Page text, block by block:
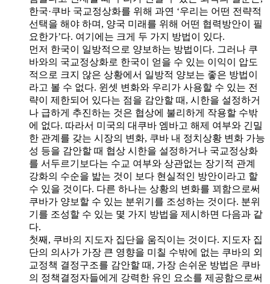
한국·쿠바 국교정상화를 위해 과연 ‘우리는 어떤 전략적
선택을 해야 하며, 양국 미래를 위해 어떤 협력방안이 필
요한가’다. 여기에는 크게 두 가지 방법이 있다.
먼저 한국이 일방적으로 양보하는 방법이다. 그러나 쿠
바와의 국교정상화로 한국이 얻을 수 있는 이익이 압도
적으로 크지 않은 상황에서 일방적 양보는 좋은 방법이
라고 볼 수 없다. 윈셋 변화와 우리가 사용할 수 있는 전
략이 제한되어 있다는 점을 감안할 때, 시한을 설정하거
나 급하게 추진하는 것은 협상에 불리하게 작용할 수밖
에 없다. 따라서 미국의 대쿠바 엠바고 해제 여부와 긴밀
한 관계를 갖는 시장의 변화, 쿠바 내 정치상황 변화 가능
성 등을 감안할 때 협상 시한을 설정하거나 국교정상화
를 서두르기보다는 수교 여부와 상관없는 장기적 관계
강화의 수순을 밟는 것이 보다 현실적인 방안이라고 할
수 있을 것이다. 다른 하나는 상황의 변화를 꾀함으로써
쿠바가 양보할 수 있는 분위기를 조성하는 것이다. 분위
기를 조성할 수 있는 몇 가지 방법을 제시하면 다음과 같
다.
첫째, 쿠바의 지도자 집단을 움직이는 것이다. 지도자 집
단의 의사가 가장 큰 영향을 미칠 수밖에 없는 쿠바의 외
교정책 결정구조를 감안할 때, 가장 손쉬운 방법은 쿠바
의 정책결정자들에게 강력한 유인 요소를 제공함으로써